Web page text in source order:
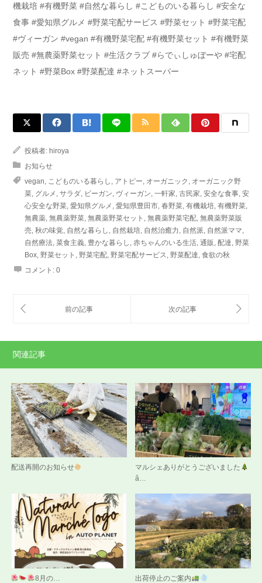
機栽培 #有機野菜 #自然な暮らし #こどものいる暮らし #安全な
食事 #愛知県グルメ #野菜宅配サービス #野菜セット #野菜宅配
#ヴィーガン #vegan #有機野菜宅配 #有機野菜セット #有機野菜
販売 #無農薬野菜セット #生活クラブ #らでぃしゅぼーや #宅配
ネット #野菜Box #野菜配達 #ネットスーパー
投稿者: hiroya
お知らせ
vegan, こどものいる暮らし , アトピー, オーガニック , オーガニック野
菜, グルメ , サラダ, ビーガン, ヴィーガン, 一軒家, 古民家, 安全な食事, 安
心安全な野菜, 愛知県グルメ , 愛知県豊田市, 春野菜, 有機栽培, 有機野菜,
無農薬, 無農薬野菜, 無農薬野菜セット , 無農薬野菜宅配, 無農薬野菜販
売, 秋の味覚, 自然な暮らし , 自然栽培, 自然治癒力, 自然派, 自然派ママ,
自然療法, 菜食主義, 豊かな暮らし , 赤ちゃんのいる生活, 通販 , 配達, 野菜
Box, 野菜セット , 野菜宅配, 野菜宅配サービス, 野菜配達, 食欲の秋
コメント: 0
関連記事
配送再開のお知らせ
マルシェありがとうございました
ȃ…
8月の… 出荷停止のご案内